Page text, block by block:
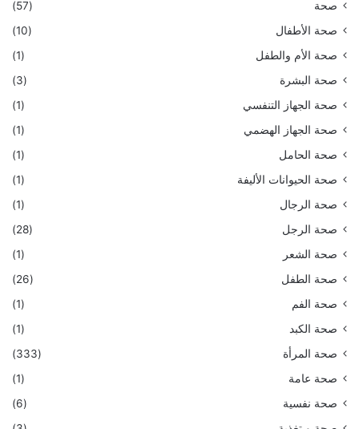
صحة
(57)
صحة الأطفال
(10)
صحة الأم والطفل
(1)
صحة البشرة
(3)
صحة الجهاز التنفسي
(1)
صحة الجهاز الهضمي
(1)
صحة الحامل
(1)
صحة الحيوانات الأليفة
(1)
صحة الرجال
(1)
صحة الرجل
(28)
صحة الشعر
(1)
صحة الطفل
(26)
صحة الفم
(1)
صحة الكبد
(1)
صحة المرأة
(333)
صحة عامة
(1)
صحة نفسية
(6)